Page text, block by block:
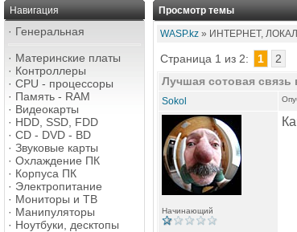
Навигация
· Генеральная
· Материнские платы
· Контроллеры
· CPU - процессоры
· Память - RAM
· Видеокарты
· HDD, SSD, FDD
· CD - DVD - BD
· Звуковые карты
· Охлаждение ПК
· Корпуса ПК
· Электропитание
· Мониторы и ТВ
· Манипуляторы
· Ноутбуки, десктопы
Просмотр темы
WASP.kz » ИНТЕРНЕТ,
Страница 1 из 2: 1
2
Лучшая сотовая связь
Sokol
Начинающий